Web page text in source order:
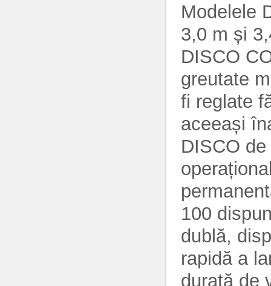
Modelele
3,0 m și
DISCO
greutate
fi reglate
aceeași
DISCO
100
dublă,
rapidă a
durată de